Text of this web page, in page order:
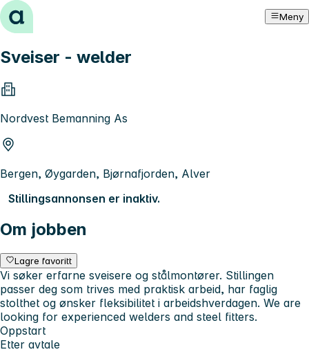
Hopp til innhold Meny
Sveiser - welder
Nordvest Bemanning As
Bergen, Øygarden, Bjørnafjorden, Alver
Stillingsannonsen er inaktiv.
Om jobben
Lagre favoritt
Vi søker erfarne sveisere og stålmontører. Stillingen
passer deg som trives med praktisk arbeid, har faglig
stolthet og ønsker fleksibilitet i arbeidshverdagen. We are
looking for experienced welders and steel fitters.
Oppstart
Etter avtale